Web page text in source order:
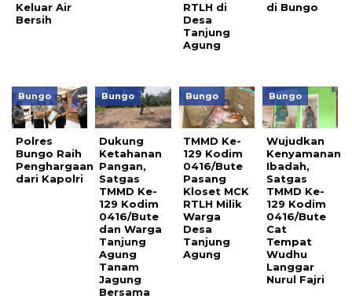
Keluar Air
Bersih
RTLH di
Desa
Tanjung
Agung
di Bungo
Bungo
Polres
Bungo Raih
Penghargaan
dari Kapolri
Bungo
Dukung
Ketahanan
Pangan,
Satgas
TMMD Ke-
129 Kodim
0416/Bute
dan Warga
Tanjung
Agung
Tanam
Jagung
Bersama
Bungo
TMMD Ke-
129 Kodim
0416/Bute
Pasang
Kloset MCK
RTLH Milik
Warga
Desa
Tanjung
Agung
Bungo
Wujudkan
Kenyamanan
Ibadah,
Satgas
TMMD Ke-
129 Kodim
0416/Bute
Cat
Tempat
Wudhu
Langgar
Nurul Fajri